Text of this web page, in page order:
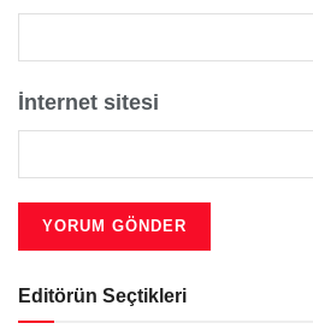
İnternet sitesi
Editörün Seçtikleri